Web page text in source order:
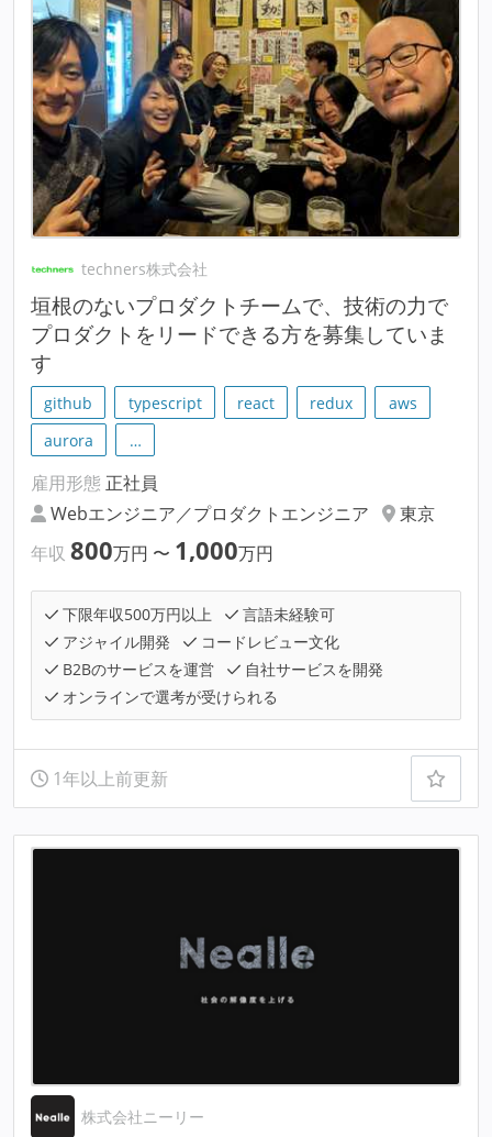
techners株式会社
垣根のないプロダクトチームで、技術の力で
プロダクトをリードできる方を募集していま
す
github typescript react redux
aws
aurora
…
雇用形態 正社員
Webエンジニア／プロダクトエンジニア
東京
年収 800万円 〜 1,000万円
下限年収500万円以上
言語未経験可
アジャイル開発
コードレビュー文化
B2Bのサービスを運営
自社サービスを開発
オンラインで選考が受けられる
1年以上前更新
株式会社ニーリー